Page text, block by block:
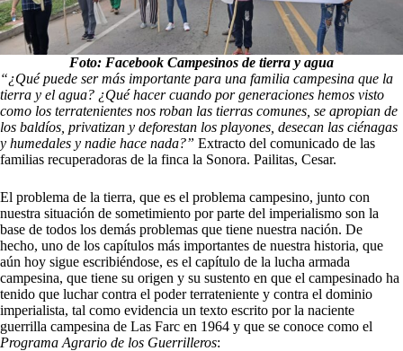
Foto: Facebook Campesinos de tierra y agua
“¿Qué puede ser más importante para una familia campesina que la
tierra y el agua? ¿Qué hacer cuando por generaciones hemos visto
como los terratenientes nos roban las tierras comunes, se apropian de
los baldíos, privatizan y deforestan los playones, desecan las ciénagas
y humedales y nadie hace nada?” Extracto del comunicado de las
familias recuperadoras de la finca la Sonora. Pailitas, Cesar.
El problema de la tierra, que es el problema campesino, junto con
nuestra situación de sometimiento por parte del imperialismo son la
base de todos los demás problemas que tiene nuestra nación. De
hecho, uno de los capítulos más importantes de nuestra historia, que
aún hoy sigue escribiéndose, es el capítulo de la lucha armada
campesina, que tiene su origen y su sustento en que el campesinado ha
tenido que luchar contra el poder terrateniente y contra el dominio
imperialista, tal como evidencia un texto escrito por la naciente
guerrilla campesina de Las Farc en 1964 y que se conoce como el
Programa Agrario de los Guerrilleros: